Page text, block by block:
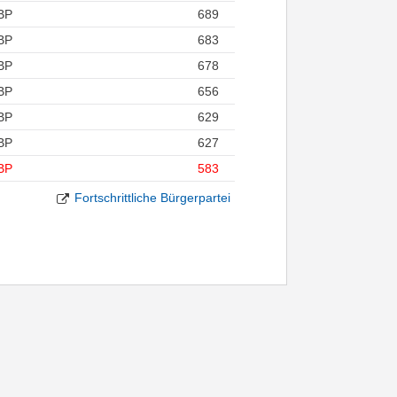
689
683
678
656
629
627
583
Fortschrittliche Bürgerpartei